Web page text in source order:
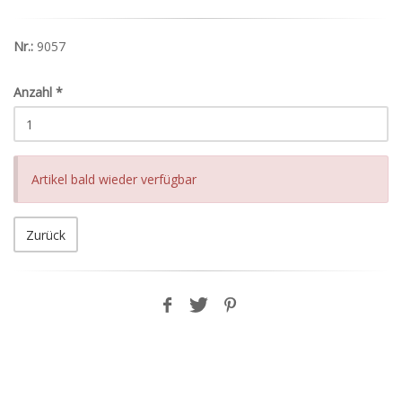
Nr.: 9057
Anzahl *
Artikel bald wieder verfügbar
Zurück